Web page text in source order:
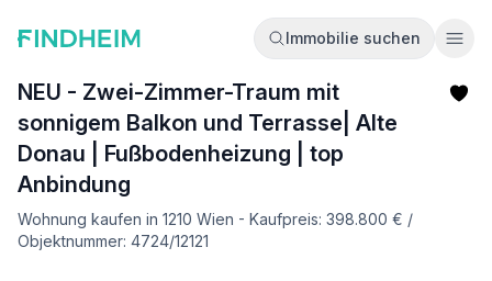
Immobilie suchen
NEU - Zwei-Zimmer-Traum mit
sonnigem Balkon und Terrasse| Alte
Donau | Fußbodenheizung | top
Anbindung
Wohnung kaufen in 1210 Wien - Kaufpreis: 398.800 € /
Objektnummer: 4724/12121